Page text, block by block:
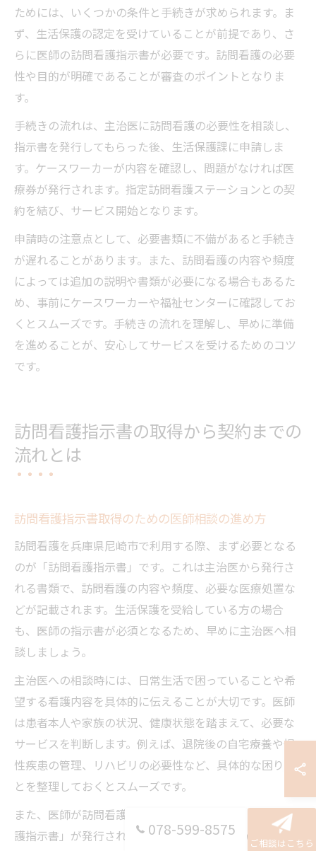
ためには、いくつかの条件と手続きが求められます。ま
ず、生活保護の認定を受けていることが前提であり、さ
らに医師の訪問看護指示書が必要です。訪問看護の必要
性や目的が明確であることが審査のポイントとなりま
す。
手続きの流れは、主治医に訪問看護の必要性を相談し、
指示書を発行してもらった後、生活保護課に申請しま
す。ケースワーカーが内容を確認し、問題がなければ医
療券が発行されます。指定訪問看護ステーションとの契
約を結び、サービス開始となります。
申請時の注意点として、必要書類に不備があると手続き
が遅れることがあります。また、訪問看護の内容や頻度
によっては追加の説明や書類が必要になる場合もあるた
め、事前にケースワーカーや福祉センターに確認してお
くとスムーズです。手続きの流れを理解し、早めに準備
を進めることが、安心してサービスを受けるためのコツ
です。
訪問看護指示書の取得から契約までの
流れとは
訪問看護指示書取得のための医師相談の進め方
訪問看護を兵庫県尼崎市で利用する際、まず必要となる
のが「訪問看護指示書」です。これは主治医から発行さ
れる書類で、訪問看護の内容や頻度、必要な医療処置な
どが記載されます。生活保護を受給している方の場合
も、医師の指示書が必須となるため、早めに主治医へ相
談しましょう。
主治医への相談時には、日常生活で困っていることや希
望する看護内容を具体的に伝えることが大切です。医師
は患者本人や家族の状況、健康状態を踏まえて、必要な
サービスを判断します。例えば、退院後の自宅療養や慢
性疾患の管理、リハビリの必要性など、具体的な困りご
とを整理しておくとスムーズです。
また、医師が訪問看護の必要性を認めた場合、「訪問看
護指示書」が発行されますが、発行には数日かかること
078-599-8575
ご相談はこちら